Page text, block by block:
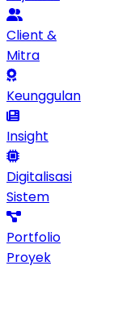
Client &
Mitra
Keunggulan
Insight
Digitalisasi
Sistem
Portfolio
Proyek